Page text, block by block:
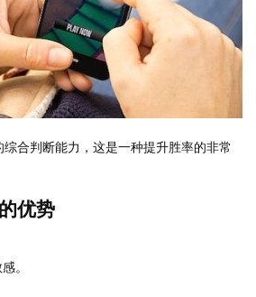
合判断能力，这是一种提升胜率的非常
优势
。